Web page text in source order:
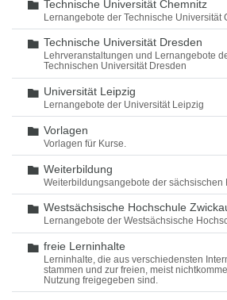
Ordner
Technische Universität Chemnitz
Lernangebote der Technische Universität
Ordner
Technische Universität Dresden
Lehrveranstaltungen und Lernangebote
Technischen Universität Dresden
Ordner
Universität Leipzig
Lernangebote der Universität Leipzig
Ordner
Vorlagen
Vorlagen für Kurse.
Ordner
Weiterbildung
Weiterbildungsangebote der sächsischen
Ordner
Westsächsische Hochschule
Lernangebote der Westsächsische
Ordner
freie Lerninhalte
Lerninhalte, die aus verschiedensten
stammen und zur freien, meist
Nutzung freigegeben sind.